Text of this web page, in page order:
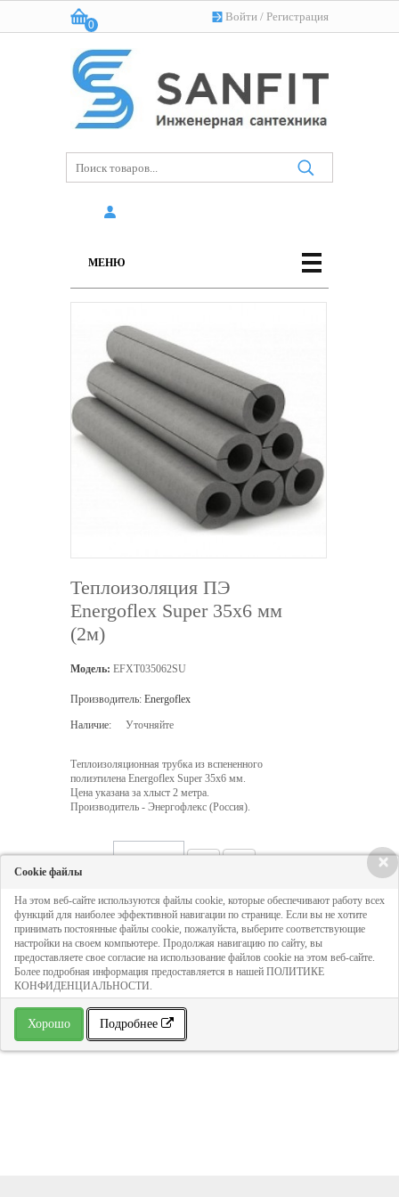
Войти / Регистрация
Корзина:
0
(пусто)
МЕНЮ
Теплоизоляция ПЭ
Energoflex Super 35х6 мм
(2м)
Модель: EFXT035062SU
Производитель: Energoflex
Наличие: Уточняйте
Теплоизоляционная трубка из вспененного
полиэтилена Energoflex Super 35х6 мм.
Цена указана за хлыст 2 метра.
Производитель - Энергофлекс (Россия).
Кол-во:
70 руб
ДОБАВИТЬ В КОРЗИНУ
» В избранное
×
Cookie файлы
На этом веб-сайте используются файлы cookie, которые обеспечивают работу всех
функций для наиболее эффективной навигации по странице. Если вы не хотите
принимать постоянные файлы cookie, пожалуйста, выберите соответствующие
настройки на своем компьютере. Продолжая навигацию по сайту, вы
предоставляете свое согласие на использование файлов cookie на этом веб-сайте.
Более подробная информация предоставляется в нашей ПОЛИТИКЕ
КОНФИДЕНЦИАЛЬНОСТИ.
Хорошо Подробнее